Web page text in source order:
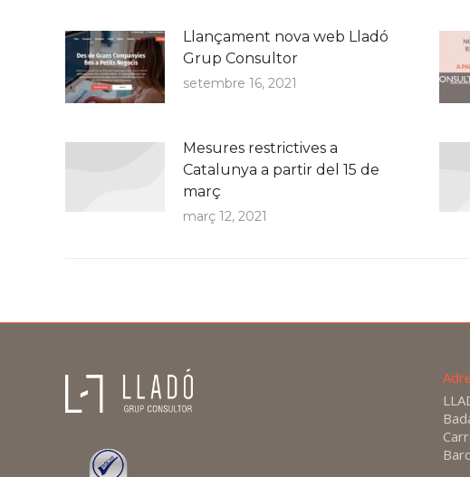
Llançament nova web Lladó
Grup Consultor
setembre 16, 2021
Mesures restrictives a
Catalunya a partir del 15 de
març
març 12, 2021